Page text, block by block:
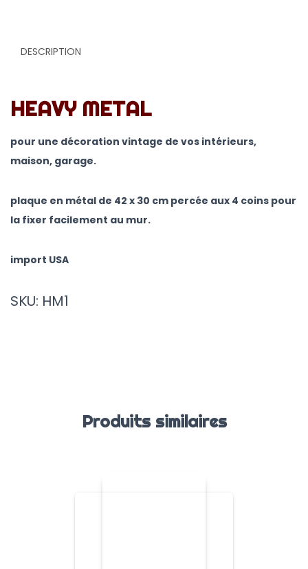
DESCRIPTION
HEAVY METAL
pour une décoration vintage de vos intérieurs,
maison, garage.
plaque en métal de 42 x 30 cm percée aux 4 coins pour
la fixer facilement au mur.
import USA
SKU: HM1
Produits similaires